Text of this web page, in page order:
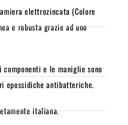
elettrozincata (Colore
e robusta grazie ad uno
e le maniglie sono
epossidiche antibatteriche.
italiana.